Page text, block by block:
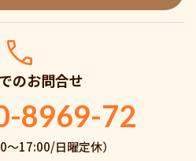
のお問合せ
8969-72
〜17:00/日曜定休）